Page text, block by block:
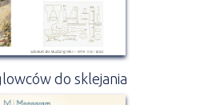
do sklejania